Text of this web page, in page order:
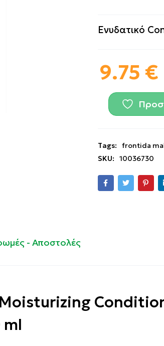
Ενυδατικό
9.75 €
Tags:
frontida
SKU:
10036730
- Αποστολές
ml